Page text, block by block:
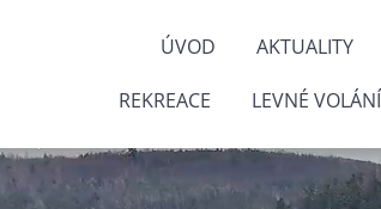
ÚVOD AKTUALITY
REKREACE LEVNÉ VOLÁNÍ